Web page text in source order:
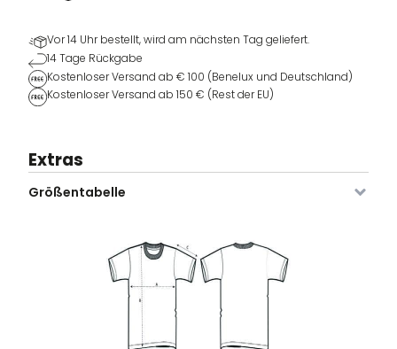
Vor 14 Uhr bestellt, wird am nächsten Tag geliefert.
14 Tage Rückgabe
Kostenloser Versand ab € 100 (Benelux und Deutschland)
Kostenloser Versand ab 150 € (Rest der EU)
Extras
Größentabelle